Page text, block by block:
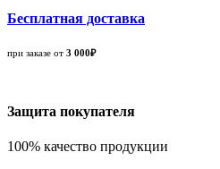
Бесплатная доставка
при заказе от 3 000₽
Защита покупателя
100% качество продукции